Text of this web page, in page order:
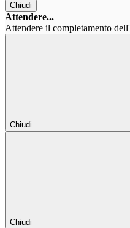
Chiudi
Attendere...
Attendere il completamento
Chiudi
Chiudi